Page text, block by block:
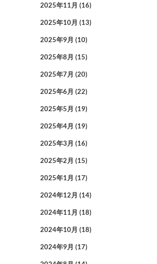
2025年11月 (16)
2025年10月 (13)
2025年9月 (10)
2025年8月 (15)
2025年7月 (20)
2025年6月 (22)
2025年5月 (19)
2025年4月 (19)
2025年3月 (16)
2025年2月 (15)
2025年1月 (17)
2024年12月 (14)
2024年11月 (18)
2024年10月 (18)
2024年9月 (17)